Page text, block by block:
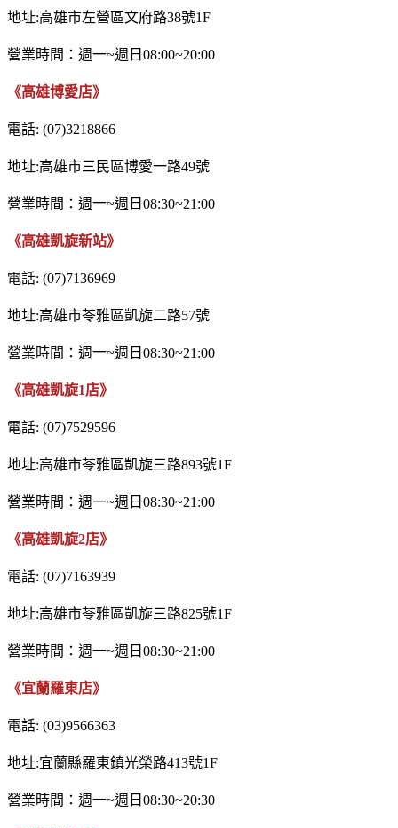
地址:高雄市左營區文府路38號1F
營業時間：週一~週日08:00~20:00
《高雄博愛店》
電話: (07)3218866
地址:高雄市三民區博愛一路49號
營業時間：週一~週日08:30~21:00
《高雄凱旋新站》
電話: (07)7136969
地址:高雄市苓雅區凱旋二路57號
營業時間：週一~週日08:30~21:00
《高雄凱旋1店》
電話: (07)7529596
地址:高雄市苓雅區凱旋三路893號1F
營業時間：週一~週日08:30~21:00
《高雄凱旋2店》
電話: (07)7163939
地址:高雄市苓雅區凱旋三路825號1F
營業時間：週一~週日08:30~21:00
《宜蘭羅東店》
電話: (03)9566363
地址:宜蘭縣羅東鎮光榮路413號1F
營業時間：週一~週日08:30~20:30